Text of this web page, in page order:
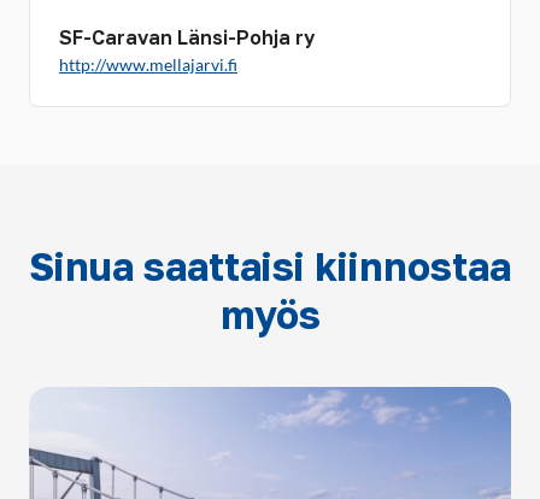
SF-Caravan Länsi-Pohja ry
http://www.mellajarvi.fi
Sinua saattaisi kiinnostaa
myös